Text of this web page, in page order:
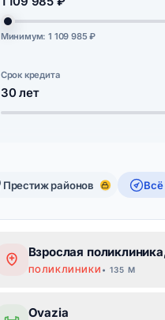
Минимум: 1 109 985 ₽
Срок кредита
30лет
Престиж районов Всё
Взрослая
ПОЛИКЛИНИКИ • 135 М
Ovazia